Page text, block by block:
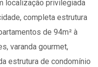
localização privilegiada
completa estrutura
de 94m² à
varanda gourmet,
estrutura de condomínio